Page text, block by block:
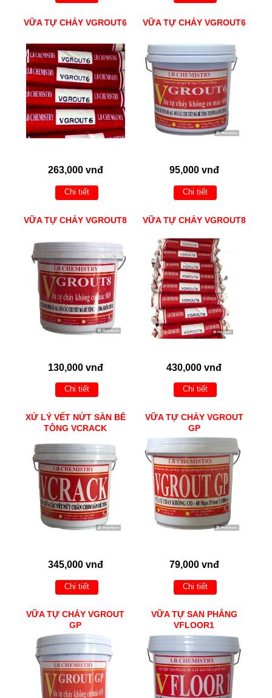
VỮA TỰ CHẢY VGROUT6
263,000 vnđ
Chi tiết
VỮA TỰ CHẢY VGROUT6
95,000 vnđ
Chi tiết
VỮA TỰ CHẢY VGROUT8
130,000 vnđ
Chi tiết
VỮA TỰ CHẢY VGROUT8
430,000 vnđ
Chi tiết
XỬ LÝ VẾT NỨT SÀN BÊ
TÔNG VCRACK
345,000 vnđ
Chi tiết
VỮA TỰ CHẢY VGROUT
GP
79,000 vnđ
Chi tiết
VỮA TỰ CHẢY VGROUT
GP
VỮA TỰ SAN PHẲNG
VFLOOR1